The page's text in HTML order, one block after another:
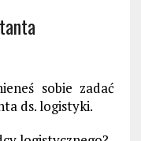
sobie zadać
ds. logistyki.